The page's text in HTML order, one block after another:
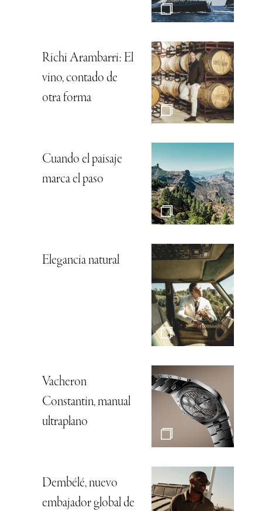
Richi Arambarri: El
vino, contado de
otra forma
Cuando el paisaje
marca el paso
Elegancia natural
Vacheron
Constantin, manual
ultraplano
Dembélé, nuevo
embajador global de